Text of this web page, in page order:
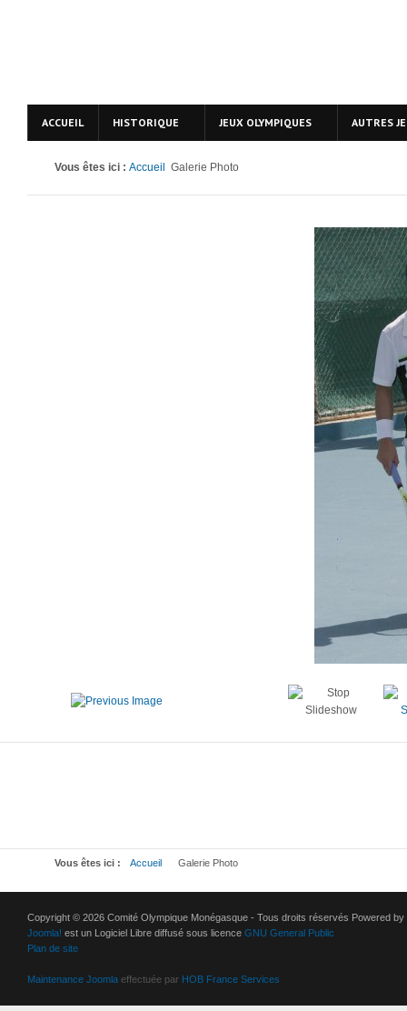
ACCUEIL HISTORIQUE JEUX OLYMPIQUES AUTRES
Vous êtes ici : Accueil Galerie Photo
Vous êtes ici : Accueil Galerie Photo
Copyright © 2026 Comité Olympique Monégasque - Tous droits réservés Powered by
Joomla! est un Logiciel Libre diffusé sous licence GNU General Public
Plan de site
Maintenance Joomla effectuée par HOB France Services